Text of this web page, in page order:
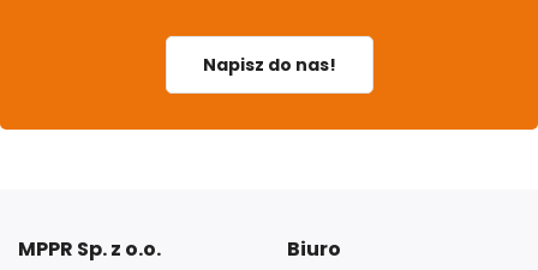
Napisz do nas!
MPPR Sp. z o.o. Biuro